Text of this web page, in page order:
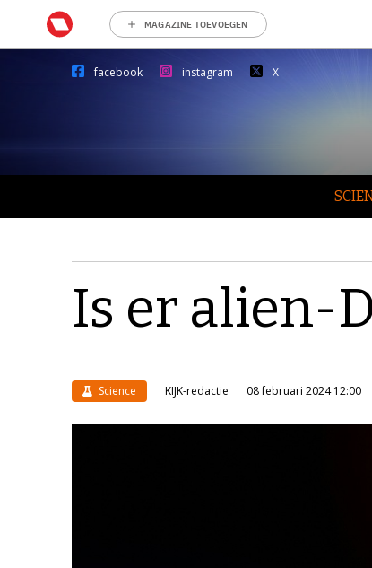
MAGAZINE TOEVOEGEN
facebook instagram X
Is er alien-
Science KIJK-redactie 08 februari 2024 12:00